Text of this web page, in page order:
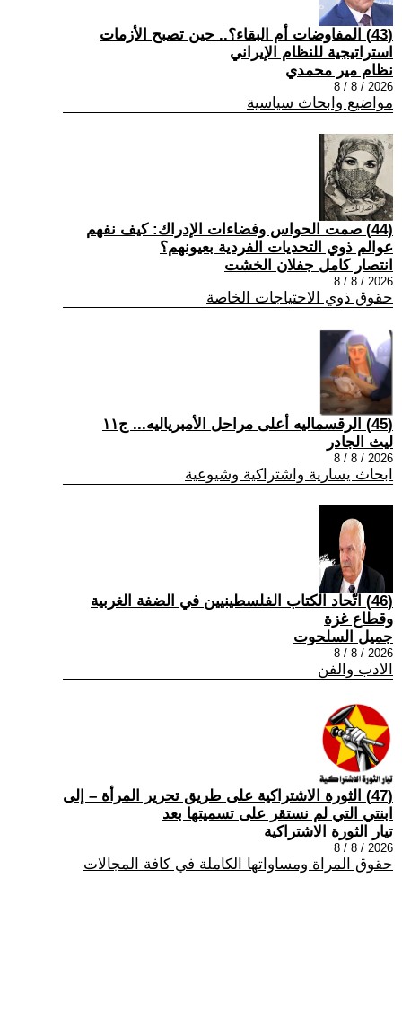
(43) المفاوضات أم البقاء؟.. حين تصبح الأزمات
استراتيجية للنظام الإيراني
نظام مير محمدي
2026 / 8 / 8
مواضيع وابحاث سياسية
(44) صمت الحواس وفضاءات الإدراك: كيف نفهم
عوالم ذوي التحديات الفردية بعيونهم؟
انتصار كامل جفلان الخشت
2026 / 8 / 8
حقوق ذوي الاحتياجات الخاصة
(45) الرقسماليه أعلى مراحل الأمبرياليه... ج١١
ليث الجادر
2026 / 8 / 8
ابحاث يسارية واشتراكية وشيوعية
(46) اتّحاد الكتاب الفلسطينيين في الضفة الغربية
وقطاع غزة
جميل السلحوت
2026 / 8 / 8
الادب والفن
(47) الثورة الاشتراكية على طريق تحرير المرأة – إلى
ابنتي التي لم نستقر على تسميتها بعد
تيار الثورة الاشتراكية
2026 / 8 / 8
حقوق المراة ومساواتها الكاملة في كافة المجالات